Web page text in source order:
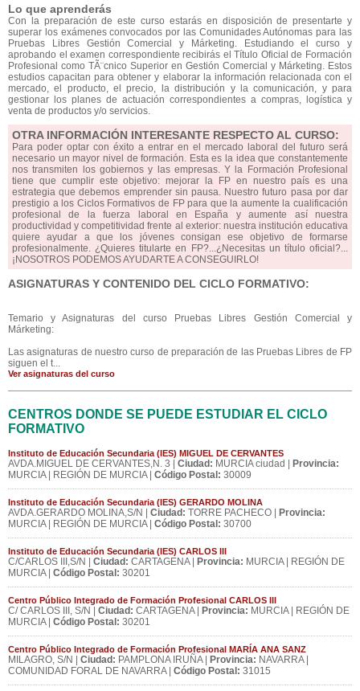
Lo que aprenderás
Con la preparación de este curso estarás en disposición de presentarte y
superar los exámenes convocados por las Comunidades Autónomas para las
Pruebas Libres Gestión Comercial y Márketing. Estudiando el curso y
aprobando el examen correspondiente recibirás el Título Oficial de Formación
Profesional como TÃ¨cnico Superior en Gestión Comercial y Márketing. Estos
estudios capacitan para obtener y elaborar la información relacionada con el
mercado, el producto, el precio, la distribución y la comunicación, y para
gestionar los planes de actuación correspondientes a compras, logística y
venta de productos y/o servicios.
OTRA INFORMACIÓN INTERESANTE RESPECTO AL CURSO:
Para poder optar con éxito a entrar en el mercado laboral del futuro será
necesario un mayor nivel de formación. Esta es la idea que constantemente
nos transmiten los gobiernos y las empresas. Y la Formación Profesional
tiene que cumplir este objetivo: mejorar la FP en nuestro país es una
estrategia que debemos emprender sin pausa. Nuestro futuro pasa por dar
prestigio a los Ciclos Formativos de FP para que la aumente la cualificación
profesional de la fuerza laboral en España y aumente así nuestra
productividad y competitividad frente al exterior: nuestra institución educativa
quiere ayudar a que los jóvenes consigan ese objetivo de formarse
profesionalmente. ¿Quieres titularte en FP?...¿Necesitas un título oficial?...
¡NOSOTROS PODEMOS AYUDARTE A CONSEGUIRLO!
ASIGNATURAS Y CONTENIDO DEL CICLO FORMATIVO:
Temario y Asignaturas del curso Pruebas Libres Gestión Comercial y
Márketing:
Las asignaturas de nuestro curso de preparación de las Pruebas Libres de FP
siguen el t...
Ver asignaturas del curso
CENTROS DONDE SE PUEDE ESTUDIAR EL CICLO
FORMATIVO
Instituto de Educación Secundaria (IES) MIGUEL DE CERVANTES
AVDA.MIGUEL DE CERVANTES,N. 3 | Ciudad: MURCIA ciudad |
Provincia:
MURCIA | REGIÓN DE MURCIA | Código Postal: 30009
Instituto de Educación Secundaria (IES) GERARDO MOLINA
AVDA.GERARDO MOLINA,S/N | Ciudad: TORRE PACHECO |
Provincia:
MURCIA | REGIÓN DE MURCIA | Código Postal: 30700
Instituto de Educación Secundaria (IES) CARLOS III
C/CARLOS III,S/N | Ciudad: CARTAGENA | Provincia: MURCIA | REGIÓN DE
MURCIA | Código Postal: 30201
Centro Público Integrado de Formación Profesional CARLOS III
C/ CARLOS III, S/N | Ciudad: CARTAGENA | Provincia: MURCIA | REGIÓN DE
MURCIA | Código Postal: 30201
Centro Público Integrado de Formación Profesional MARÍA ANA SANZ
MILAGRO, S/N | Ciudad: PAMPLONA IRUÑA | Provincia: NAVARRA |
COMUNIDAD FORAL DE NAVARRA | Código Postal: 31015